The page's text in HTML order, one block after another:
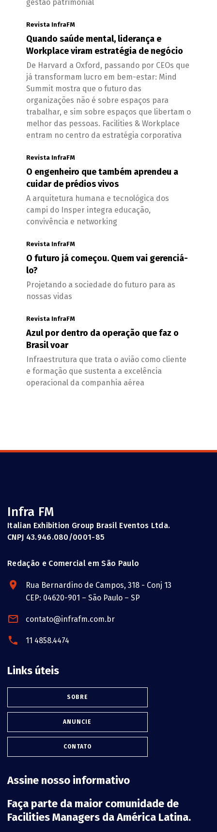
gestão patrimonial
Revista InfraFM
Quando saúde mental, liderança e
Workplace viram estratégia de negócio
De Harvard a Oxford, passando por CEOs que
já transformam lucro em bem-estar: Mind
Summit mostra que o futuro das
organizações não é sobre espaços para
trabalhar, e sim sobre espaços que libertam o
melhor das pessoas. Facilities & Workplace
entram no centro da estratégia corporativa
Revista InfraFM
O engenheiro que também aprendeu a
cuidar de prédios vivos
A arquitetura humana e tecnológica dos
campi do Insper integra educação,
convivência e networking
Revista InfraFM
O futuro já começou. Quem vai gerenciá-
lo?
Projetando a sociedade do futuro para as
nossas vidas
Revista InfraFM
Azul por dentro da operação que faz o
Brasil voar
Infraestrutura que trata o avião como cliente
e formação que sustenta a excelência
operacional da companhia aérea
Infra FM
Italian Exhibition Group Brasil Eventos Ltda.
CNPJ 43.946.080/0001-85
Redação e Comercial em São Paulo
Rua Bernardino de Campos, 318 - Conj 13
CEP: 04620-901 – São Paulo – SP
contato@infrafm.com.br
11 4858.4474
Links úteis
SOBRE
ANUNCIE
CONTATO
Assine nosso informativo
Faça parte da maior comunidade de
Facilities Managers da América Latina.